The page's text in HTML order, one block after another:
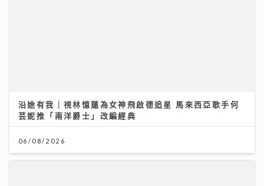
沿途有我｜視林憶蓮為女神飛啟德追星 馬來西亞歌手何
芸妮推「南洋爵士」改編經典
06/08/2026